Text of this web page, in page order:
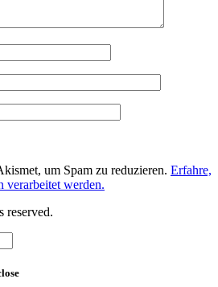
um Spam zu reduzieren. Erfahre,
verarbeitet werden.
reserved.